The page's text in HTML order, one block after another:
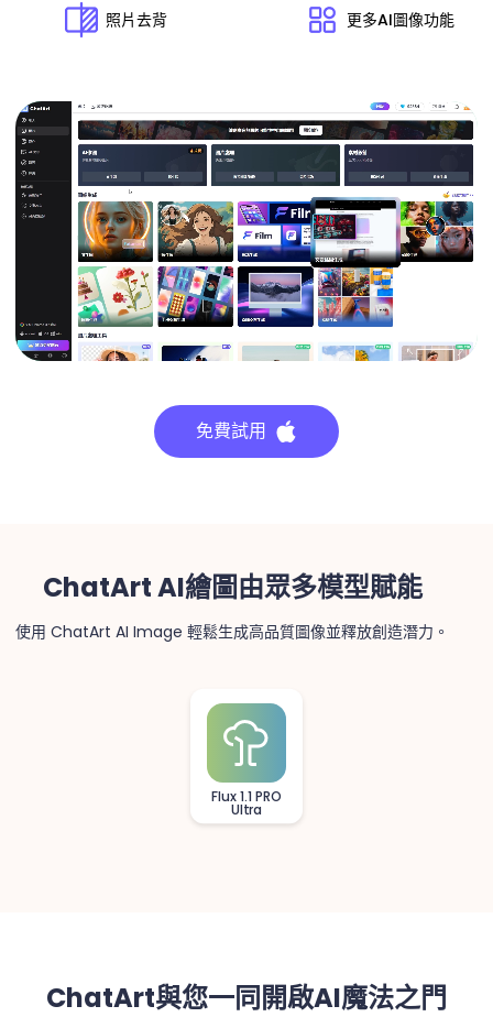
照片去背 更多AI圖像功能
免費試用
ChatArt AI繪圖由眾多模型賦能
使用 ChatArt AI Image 輕鬆生成高品質圖像並釋放創造潛力。
Stable Image
Ultra
ChatArt與您一同開啟AI魔法之門